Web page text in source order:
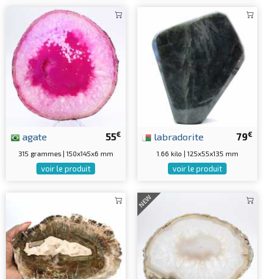
55€
agate
315 grammes | 150x145x6 mm
voir le produit
79€
labradorite
1.66 kilo | 125x55x135 mm
voir le produit
NEW